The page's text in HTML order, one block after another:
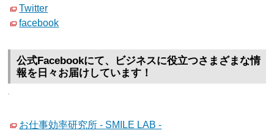
Twitter
facebook
公式Facebookにて、ビジネスに役立つさまざまな情
報を日々お届けしています！
お仕事効率研究所 - SMILE LAB -